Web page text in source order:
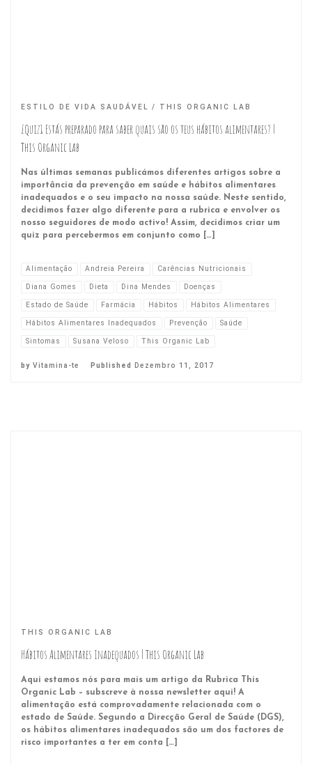
ESTILO DE VIDA SAUDÁVEL THIS ORGANIC LAB
[Quiz] Estás preparado para saber quais são os teus hábitos alimentares? |
This Organic Lab
Nas últimas semanas publicámos diferentes artigos sobre a
importância da prevenção em saúde e hábitos alimentares
inadequados e o seu impacto na nossa saúde. Neste sentido,
decidimos fazer algo diferente para a rubrica e envolver os
nosso seguidores de modo activo! Assim, decidimos criar um
quiz para percebermos em conjunto como […]
Alimentação Andreia Pereira
Carências Nutricionais
Diana Gomes
Dieta Dina Mendes
Doenças
Estado de Saúde
Farmácia Hábitos
Hábitos Alimentares
Hábitos Alimentares Inadequados
Prevenção
Saúde
Sintomas
Susana Veloso This Organic Lab
by Vitamina-te Published Dezembro 11, 2017
THIS ORGANIC LAB
Hábitos Alimentares Inadequados | This Organic Lab
Aqui estamos nós para mais um artigo da Rubrica This
Organic Lab – subscreve à nossa newsletter aqui! A
alimentação está comprovadamente relacionada com o
estado de Saúde. Segundo a Direcção Geral de Saúde (DGS),
os hábitos alimentares inadequados são um dos factores de
risco importantes a ter em conta […]